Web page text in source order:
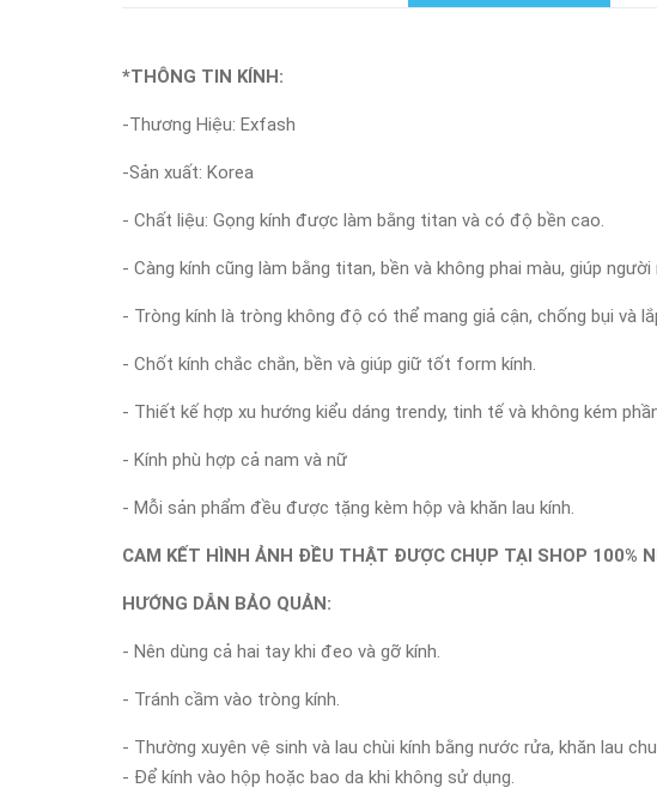
*THÔNG TIN KÍNH:
-Thương Hiệu: Exfash
-Sản xuất: Korea
- Chất liệu: Gọng kính được làm bằng titan và có độ bền cao.
- Càng kính cũng làm bằng titan, bền và không phai màu, giúp
- Tròng kính là tròng không độ có thể mang giả cận, chống bụi và
- Chốt kính chắc chắn, bền và giúp giữ tốt form kính.
- Thiết kế hợp xu hướng kiểu dáng trendy, tinh tế và không kém
- Kính phù hợp cả nam và nữ
- Mỗi sản phẩm đều được tặng kèm hộp và khăn lau kính.
CAM KẾT HÌNH ẢNH ĐỀU THẬT ĐƯỢC CHỤP TẠI SHOP 100%
HƯỚNG DẪN BẢO QUẢN:
- Nên dùng cả hai tay khi đeo và gỡ kính.
- Tránh cầm vào tròng kính.
- Thường xuyên vệ sinh và lau chùi kính bằng nước rửa, khăn lau
- Để kính vào hộp hoặc bao da khi không sử dụng.